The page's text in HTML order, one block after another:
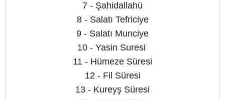
7 - Şahidallahü
8 - Salatı Tefriciye
9 - Salatı Munciye
10 - Yasin Suresi
11 - Hümeze Süresi
12 - Fil Süresi
13 - Kureyş Süresi